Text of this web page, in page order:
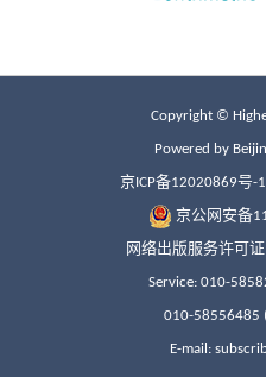
Copyright ©
Powered by
京ICP备12020869号-1
京公网安备
网络出版服务许可
Service: 010-
010-
E-mail: